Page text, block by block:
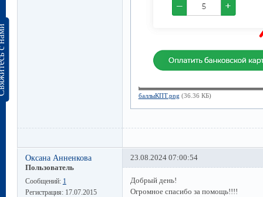
нами баллыКПТ.png (36.36 КБ)
Оксана Анненкова
Пользователь
Сообщений: 1
Регистрация: 17.07.2015
23.08.2024 07:00:54
Добрый день!
Огромное спасибо за помощь!!!!